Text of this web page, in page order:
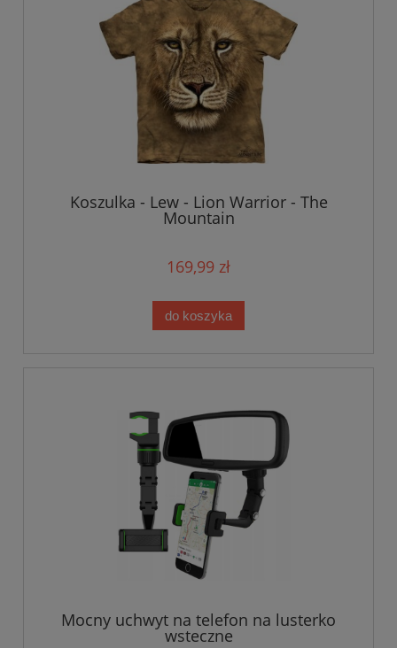
Koszulka - Lew - Lion Warrior - The
Mountain
169,99 zł
do koszyka
Mocny uchwyt na telefon na lusterko
wsteczne